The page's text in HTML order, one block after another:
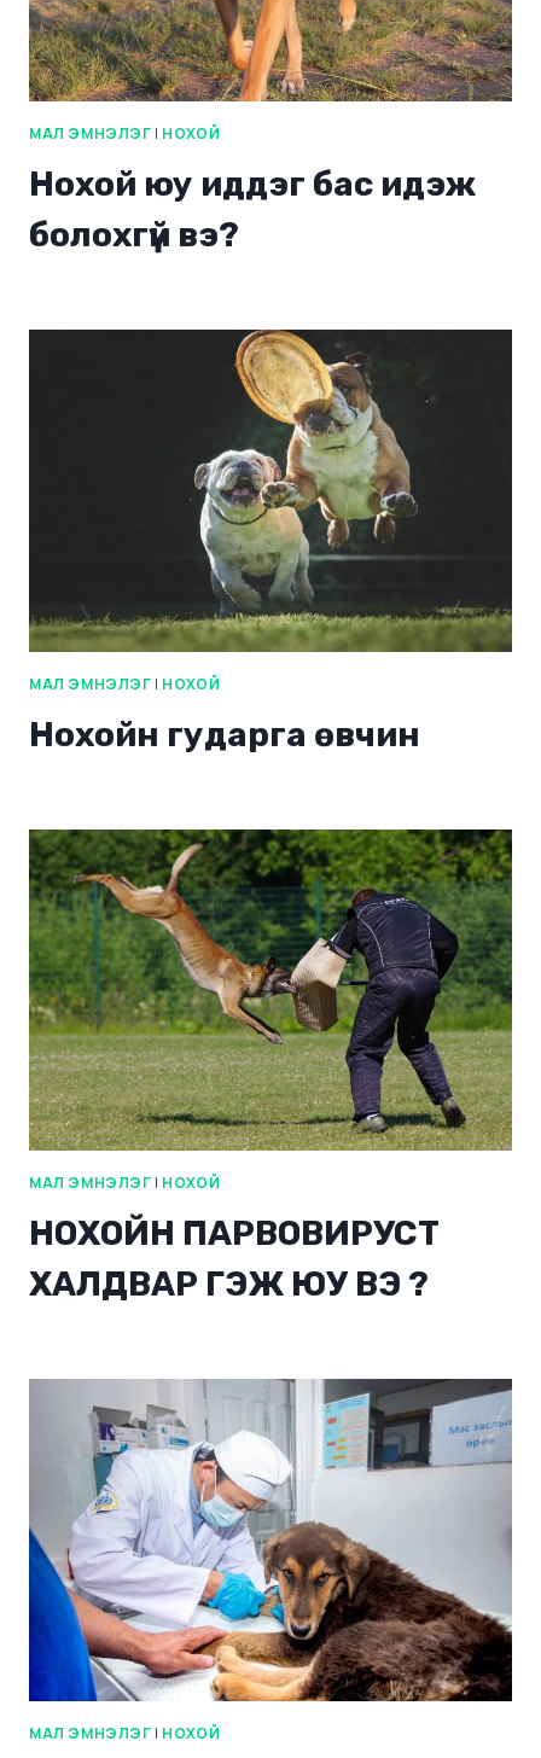
МАЛ ЭМНЭЛЭГ | НОХОЙ
Нохой юу иддэг бас идэж
болохгүй вэ?
МАЛ ЭМНЭЛЭГ | НОХОЙ
Нохойн гударга өвчин
МАЛ ЭМНЭЛЭГ | НОХОЙ
НОХОЙН ПАРВОВИРУСТ
ХАЛДВАР ГЭЖ ЮУ ВЭ ?
МАЛ ЭМНЭЛЭГ | НОХОЙ